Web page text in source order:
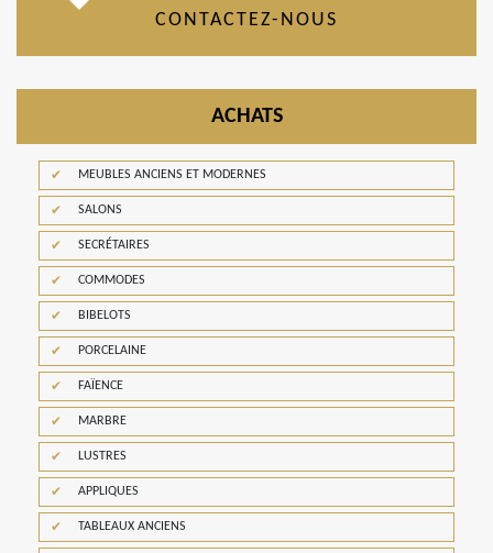
CONTACTEZ-NOUS
ACHATS
MEUBLES ANCIENS ET MODERNES
SALONS
SECRÉTAIRES
COMMODES
BIBELOTS
PORCELAINE
FAÏENCE
MARBRE
LUSTRES
APPLIQUES
TABLEAUX ANCIENS